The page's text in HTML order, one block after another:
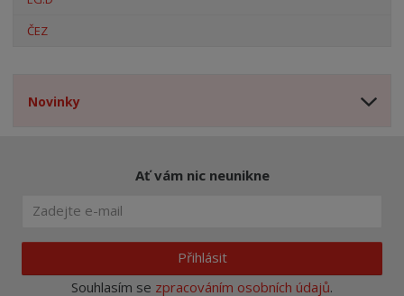
ČEZ
Novinky
Ať vám nic neunikne
Přihlásit
Souhlasím se zpracováním osobních údajů.